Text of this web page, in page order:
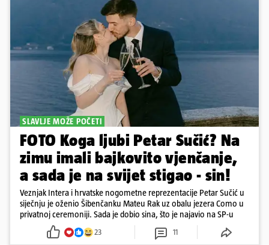
SLAVLJE MOŽE POČETI
FOTO Koga ljubi Petar Sučić? Na
zimu imali bajkovito vjenčanje,
a sada je na svijet stigao - sin!
Veznjak Intera i hrvatske nogometne reprezentacije Petar Sučić u
siječnju je oženio Šibenčanku Mateu Rak uz obalu jezera Como u
privatnoj ceremoniji. Sada je dobio sina, što je najavio na SP-u
23 11